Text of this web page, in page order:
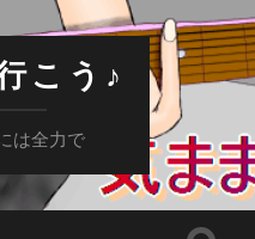
こう♪
は全力で